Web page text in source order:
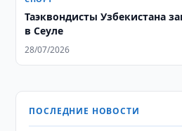
Таэквондисты Узбекистана
в Сеуле
28/07/2026
ПОСЛЕДНИЕ НОВОСТИ